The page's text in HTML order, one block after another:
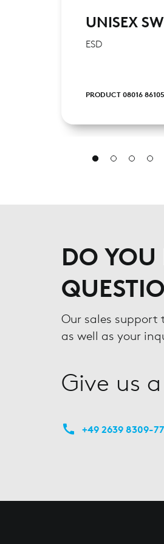
UNISEX
ESD
PRODUCT 08016
DO YOU
Our sales support
as well as your
Give us
+49 2639 8309-